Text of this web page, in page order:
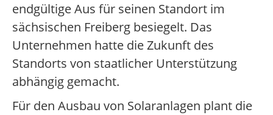
endgültige Aus für seinen Standort im
sächsischen Freiberg besiegelt. Das
Unternehmen hatte die Zukunft des
Standorts von staatlicher Unterstützung
abhängig gemacht.
Für den Ausbau von Solaranlagen plant die